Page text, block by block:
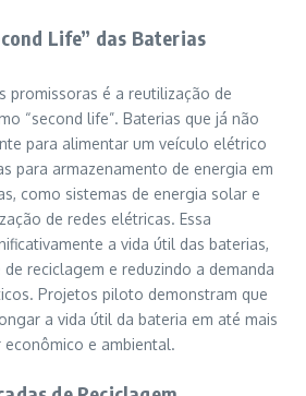
Life” das Baterias
promissoras é a reutilização de
“second life”. Baterias que já não
para alimentar um veículo elétrico
para armazenamento de energia em
como sistemas de energia solar e
de redes elétricas. Essa
a vida útil das baterias,
reciclagem e reduzindo a demanda
Projetos piloto demonstram que
a vida útil da bateria em até mais
e ambiental.